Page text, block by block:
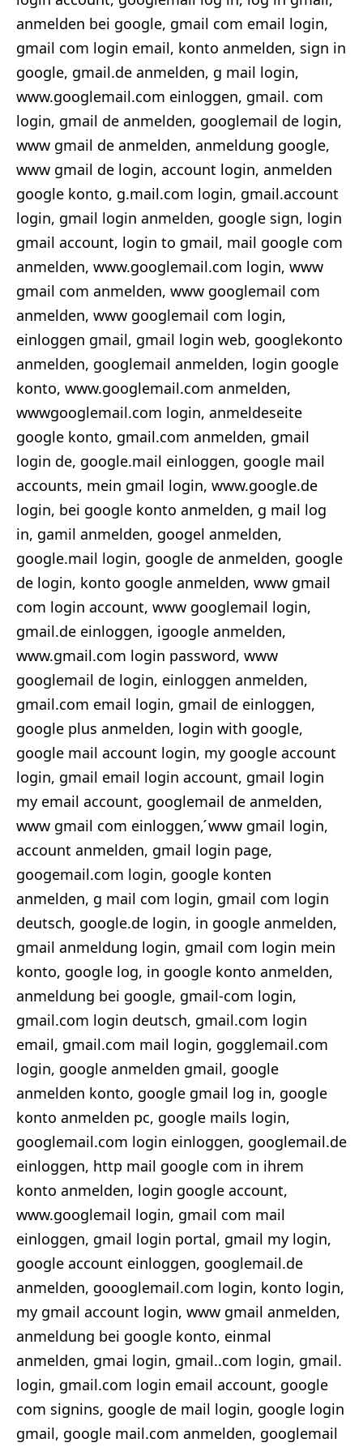
anmelden bei google, gmail com email login,
gmail com login email, konto anmelden, sign in
google, gmail.de anmelden, g mail login,
www.googlemail.com einloggen, gmail. com
login, gmail de anmelden, googlemail de login,
www gmail de anmelden, anmeldung google,
www gmail de login, account login, anmelden
google konto, g.mail.com login, gmail.account
login, gmail login anmelden, google sign, login
gmail account, login to gmail, mail google com
anmelden, www.googlemail.com login, www
gmail com anmelden, www googlemail com
anmelden, www googlemail com login,
einloggen gmail, gmail login web, googlekonto
anmelden, googlemail anmelden, login google
konto, www.googlemail.com anmelden,
wwwgooglemail.com login, anmeldeseite
google konto, gmail.com anmelden, gmail
login de, google.mail einloggen, google mail
accounts, mein gmail login, www.google.de
login, bei google konto anmelden, g mail log
in, gamil anmelden, googel anmelden,
google.mail login, google de anmelden, google
de login, konto google anmelden, www gmail
com login account, www googlemail login,
gmail.de einloggen, igoogle anmelden,
www.gmail.com login password, www
googlemail de login, einloggen anmelden,
gmail.com email login, gmail de einloggen,
google plus anmelden, login with google,
google mail account login, my google account
login, gmail email login account, gmail login
my email account, googlemail de anmelden,
www gmail com einloggen, ́www gmail login,
account anmelden, gmail login page,
googemail.com login, google konten
anmelden, g mail com login, gmail com login
deutsch, google.de login, in google anmelden,
gmail anmeldung login, gmail com login mein
konto, google log, in google konto anmelden,
anmeldung bei google, gmail-com login,
gmail.com login deutsch, gmail.com login
email, gmail.com mail login, gogglemail.com
login, google anmelden gmail, google
anmelden konto, google gmail log in, google
konto anmelden pc, google mails login,
googlemail.com login einloggen, googlemail.de
einloggen, http mail google com in ihrem
konto anmelden, login google account,
www.googlemail login, gmail com mail
einloggen, gmail login portal, gmail my login,
google account einloggen, googlemail.de
anmelden, goooglemail.com login, konto login,
my gmail account login, www gmail anmelden,
anmeldung bei google konto, einmal
anmelden, gmai login, gmail..com login, gmail.
login, gmail.com login email account, google
com signins, google de mail login, google login
gmail, google mail.com anmelden, googlemail